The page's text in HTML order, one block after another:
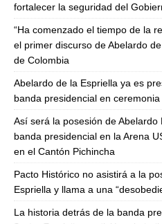
fortalecer la seguridad del
“Ha comenzado el tiempo de la
el primer discurso de Abelardo
de Colombia
Abelardo de la Espriella ya es
banda presidencial en
Así será la posesión de
banda presidencial en la Arena
en el Cantón Pichincha
Pacto Histórico no asistirá a la
Espriella y llama a una
La historia detrás de la banda